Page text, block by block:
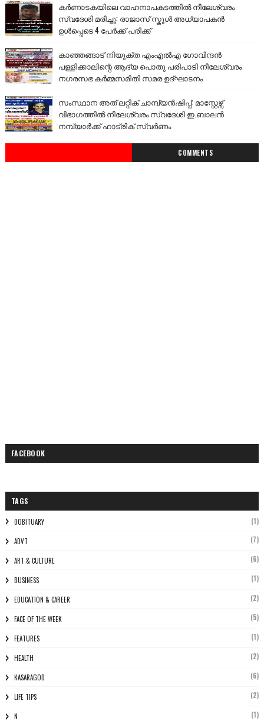
കർണാടകയിലെ വാഹനാപകടത്തിൽ നീലേശ്വരം
സ്വദേശി മരിച്ചു: രാജാസ് സ്കൂൾ അധ്യാപകൻ
ഉൾപ്പെടെ 4 പേർക്ക് പരിക്ക്
കാഞ്ഞങ്ങാട് നിയുക്ത എംഎൽഎ ഗോവിന്ദൻ
പള്ളിക്കാലിന്റെ ആദ്യ പൊതു പരിപാടി നീലേശ്വരം
നഗരസഭ കർമ്മസമിതി സമര ഉദ്ഘാടനം
സംസ്ഥാന അത് ലറ്റിക് ചാമ്പ്യൻഷിപ്പ്: മാസ്റ്റേഴ്സ്
വിഭാഗത്തിൽ നീലേശ്വരം സ്വദേശി ഇ.ബാലൻ
നമ്പ്യാർക്ക് ഹാട്രിക് സ്വർണം
COMMENTS
FACEBOOK
TAGS
0OBITUARY (1)
ADVT (7)
ART & CULTURE (6)
BUSINESS (1)
EDUCATION & CAREER (2)
FACE OF THE WEEK (5)
FEATURES (1)
HEALTH (2)
KASARAGOD (6)
LIFE TIPS (2)
N (1)